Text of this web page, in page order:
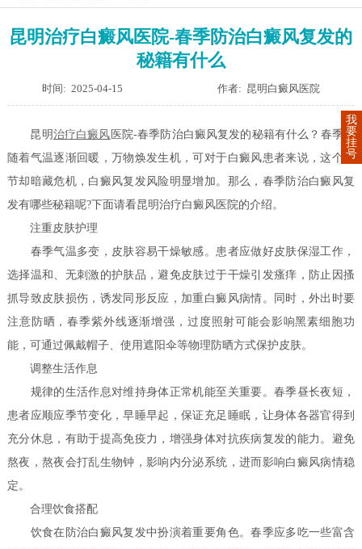
昆明治疗白癜风医院-春季防治白癜风复发的
秘籍有什么
时间: 2025-04-15 作者: 昆明白癜风医院
昆明治疗白癜风 医院-春季防治白癜风复发的秘籍有什么？春季，
随着气温逐渐回暖，万物焕发生机，可对于白癜风患者来说，这个季
节却暗藏危机，白癜风复发风险明显增加。那么，春季防治白癜风复
发有哪些秘籍呢?下面请看昆明治疗白癜风医院的介绍。
注重皮肤护理
春季气温多变，皮肤容易干燥敏感。患者应做好皮肤保湿工作，
选择温和、无刺激的护肤品，避免皮肤过于干燥引发瘙痒，防止因搔
抓导致皮肤损伤，诱发同形反应，加重白癜风病情。同时，外出时要
注意防晒，春季紫外线逐渐增强，过度照射可能会影响黑素细胞功
能，可通过佩戴帽子、使用遮阳伞等物理防晒方式保护皮肤。
调整生活作息
规律的生活作息对维持身体正常机能至关重要。春季昼长夜短，
患者应顺应季节变化，早睡早起，保证充足睡眠，让身体各器官得到
充分休息，有助于提高免疫力，增强身体对抗疾病复发的能力。避免
熬夜，熬夜会打乱生物钟，影响内分泌系统，进而影响白癜风病情稳
定。
合理饮食搭配
饮食在防治白癜风复发中扮演着重要角色。春季应多吃一些富含
我
要
挂
号